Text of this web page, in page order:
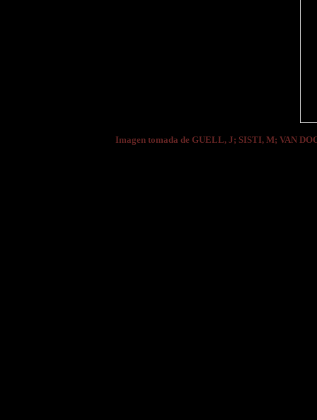
Imagen tomada de GUELL, J; SISTI, M; VAN